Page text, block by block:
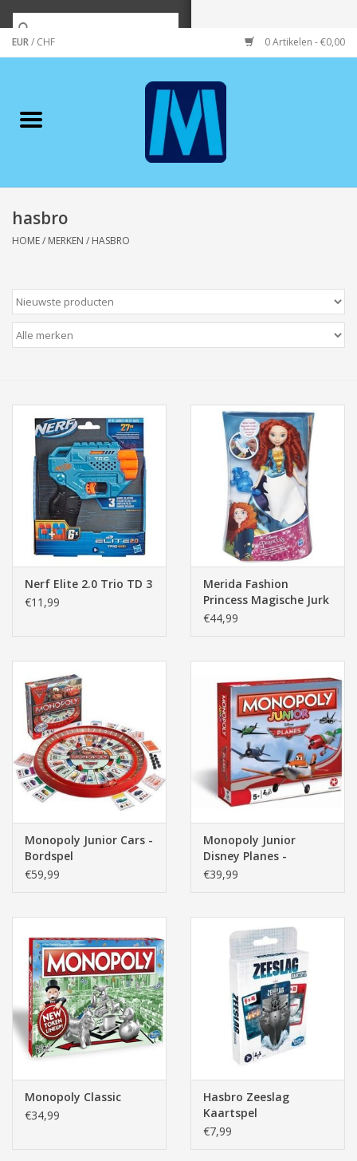
EUR/ CHF 0 Artikelen - €0,00
Merken
Wonen/koken/huishouden
Wenskaarten
Zeeuws/Streek
Boeken
Elektra
Baby & Peuter
Speelgoed & hobby
Contact/Locatie
Veiligheid
Pasen
hasbro
HOME/ MERKEN / HASBRO
Nerf Elite 2.0 Trio TD 3
€11,99
Merida Fashion
Princess Magische Jurk
Tienerpop
€44,99
Monopoly Junior Cars -
Bordspel
€59,99
Monopoly Junior
Disney Planes -
Bordspel
€39,99
Monopoly Classic
€34,99
Hasbro Zeeslag
Kaartspel
€7,99